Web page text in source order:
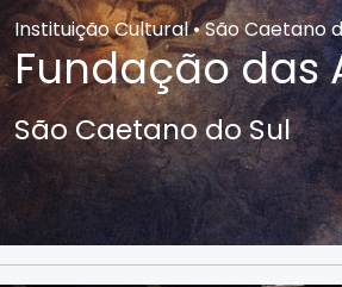
Instituição Cultural • São Caetano
Fundação das
São Caetano do Sul